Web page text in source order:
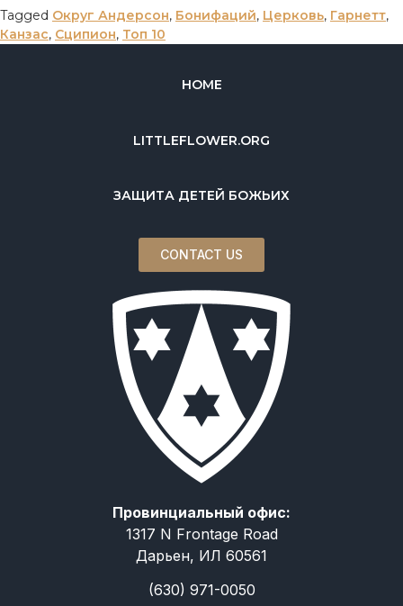
Tagged Округ Андерсон, Бонифаций, Церковь, Гарнетт,
Канзас, Сципион, Топ 10
HOME
LITTLEFLOWER.ORG
ЗАЩИТА ДЕТЕЙ БОЖЬИХ
CONTACT US
Провинциальный офис:
1317 N Frontage Road
Дарьен, ИЛ 60561
(630) 971-0050